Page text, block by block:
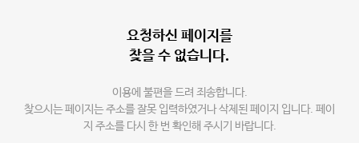
요청하신 페이지를
찾을 수 없습니다.
이용에 불편을 드려 죄송합니다.
찾으시는 페이지는 주소를 잘못 입력하였거나 삭제된 페이지 입니다. 페이
지 주소를 다시 한 번 확인해 주시기 바랍니다.